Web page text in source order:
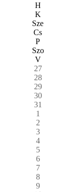
H
K
Sze
Cs
P
Szo
V
27
28
29
30
31
1
2
3
4
5
6
7
8
9